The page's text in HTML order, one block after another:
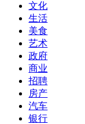
文化
生活
美食
艺术
政府
商业
招聘
房产
汽车
银行